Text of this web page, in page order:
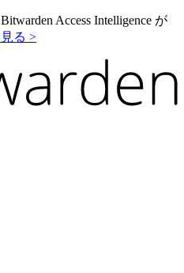
Access Intelligence が
る >